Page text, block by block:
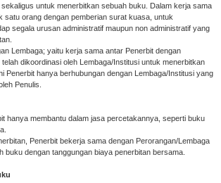
untuk menerbitkan sebuah buku. Dalam kerja sama
satu orang dengan pemberian surat kuasa, untuk
segala urusan administratif maupun non administratif yang
Lembaga; yaitu kerja sama antar Penerbit dengan
dikoordinasi oleh Lembaga/Institusi untuk menerbitkan
Penerbit hanya berhubungan dengan Lembaga/Institusi yang
Penulis.
hanya membantu dalam jasa percetakannya, seperti buku
Penerbit bekerja sama dengan Perorangan/Lembaga
buku dengan tanggungan biaya penerbitan bersama.